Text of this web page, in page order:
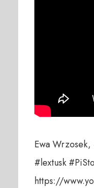
Ewa
#lextusk
https://